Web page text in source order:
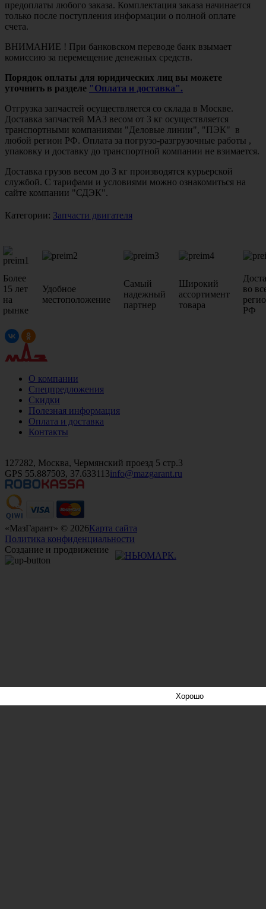
предоплаты любого заказа. Комплектация заказа начинается
только после поступления информации о полной оплате
счета.
ВНИМАНИЕ ! При банковском переводе банк взымает
комиссию за перемещение денежных средств.
Порядок оплаты для юридических лиц вы можете
уточнить в разделе "Оплата и доставка".
Отгрузка запчастей осуществляется со склада в Москве.
Доставка запчастей МАЗ весом от 3 кг осуществляется
транспортными компаниями "Деловые линии", "ПЭК" в
любой регион РФ. Оплата за погрузо-разгрузочные работы ,
упаковку и доставку до транспортной компании не взимается.
Доставка грузов весом до 3 кг производятся курьерской
службой. С тарифами и условиями можно ознакомиться на
сайте компании "СДЭК".
Категории: Запчасти двигателя
Более
15 лет
на
рынке
Удобное
местоположение
Самый
надежный
партнер
Широкий
ассортимент
товара
во
РФ
О компании
Спецпредложения
Скидки
Полезная информация
Оплата и доставка
Контакты
127282, Москва, Чермянский проезд 5 стр.3
GPS 55.887503, 37.633113info@mazgarant.ru
«МазГарант» © 2026Карта сайта
Политика конфиденциальности
Создание и продвижение
Хорошо